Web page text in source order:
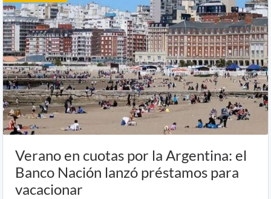
Verano en cuotas por la Argentina: el
Banco Nación lanzó préstamos para
vacacionar